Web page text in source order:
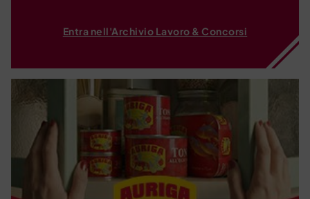
Entra nell'Archivio Lavoro & Concorsi